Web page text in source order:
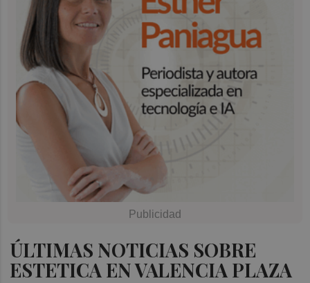
ÚLTIMAS NOTICIAS SOBRE
ESTETICA EN VALENCIA PLAZA